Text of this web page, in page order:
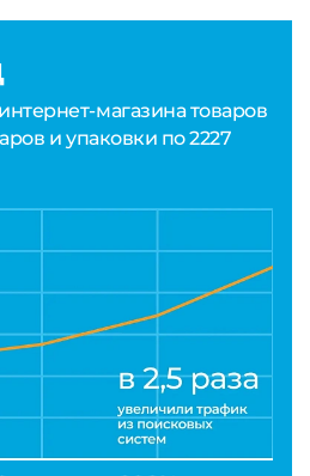
магазина товаров
и упаковки по 2227